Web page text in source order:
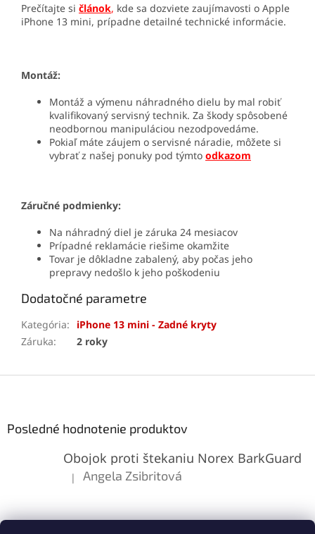
Prečítajte si článok, kde sa dozviete zaujímavosti o Apple
iPhone 13 mini, prípadne detailné technické informácie.
Montáž:
Montáž a výmenu náhradného dielu by mal robiť
kvalifikovaný servisný technik. Za škody spôsobené
neodbornou manipuláciou nezodpovedáme.
Pokiaľ máte záujem o servisné náradie, môžete si
vybrať z našej ponuky pod týmto odkazom
Záručné podmienky:
Na náhradný diel je záruka 24 mesiacov
Prípadné reklamácie riešime okamžite
Tovar je dôkladne zabalený, aby počas jeho
prepravy nedošlo k jeho poškodeniu
Dodatočné parametre
Kategória:
iPhone 13 mini - Zadné kryty
Záruka: 2 roky
Posledné hodnotenie produktov
Obojok proti štekaniu Norex BarkGuard
Hodnotenie produktu je 5 z 5 hviezdičiek.
| Angela Zsibritová